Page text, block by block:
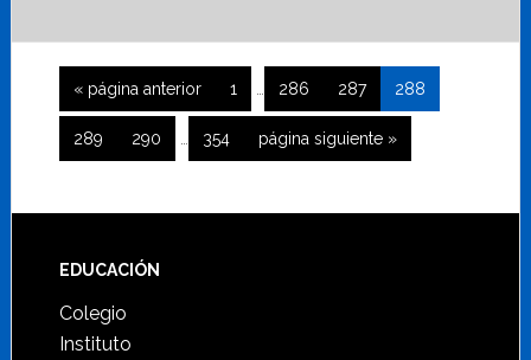
« Ir
a
la
página anterior Página
1
Páginas
omitidas
… Página
286 Página
287 Página
288
Página
289 Página
290
intermedias
… Página
354
Ir
a
página siguiente »
Footer
EDUCACIÓN
Colegio
Instituto